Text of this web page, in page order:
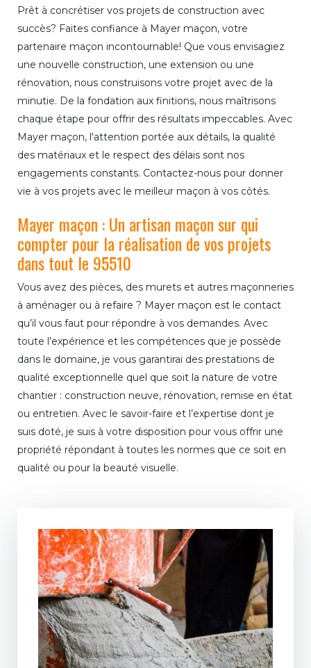
Prêt à concrétiser vos projets de construction avec
succès? Faites confiance à Mayer maçon, votre
partenaire maçon incontournable! Que vous envisagiez
une nouvelle construction, une extension ou une
rénovation, nous construisons votre projet avec de la
minutie. De la fondation aux finitions, nous maîtrisons
chaque étape pour offrir des résultats impeccables. Avec
Mayer maçon, l'attention portée aux détails, la qualité
des matériaux et le respect des délais sont nos
engagements constants. Contactez-nous pour donner
vie à vos projets avec le meilleur maçon à vos côtés.
Mayer maçon : Un artisan maçon sur qui
compter pour la réalisation de vos projets
dans tout le 95510
Vous avez des pièces, des murets et autres maçonneries
à aménager ou à refaire ? Mayer maçon est le contact
qu’il vous faut pour répondre à vos demandes. Avec
toute l’expérience et les compétences que je possède
dans le domaine, je vous garantirai des prestations de
qualité exceptionnelle quel que soit la nature de votre
chantier : construction neuve, rénovation, remise en état
ou entretien. Avec le savoir-faire et l’expertise dont je
suis doté, je suis à votre disposition pour vous offrir une
propriété répondant à toutes les normes que ce soit en
qualité ou pour la beauté visuelle.